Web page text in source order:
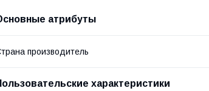
атрибуты
производитель
характеристики